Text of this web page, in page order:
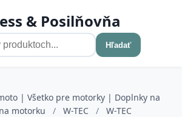
& Posilňovňa
Hľadať
| Všetko pre motorky | Doplnky na
motorku
/ W-TEC /
W-TEC